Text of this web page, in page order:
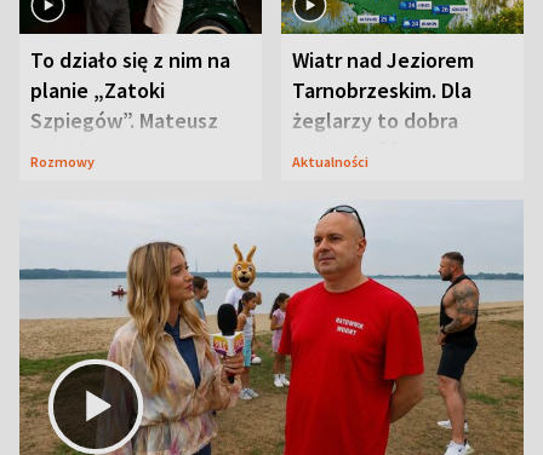
To działo się z nim na
planie „Zatoki
Szpiegów”. Mateusz
Janicki odsłonił
Rozmowy
Wiatr nad Jeziorem
Tarnobrzeskim. Dla
żeglarzy to dobra
wiadomość
Aktualności